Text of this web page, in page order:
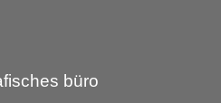
büro